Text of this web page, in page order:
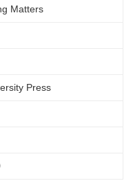
Matters
Press